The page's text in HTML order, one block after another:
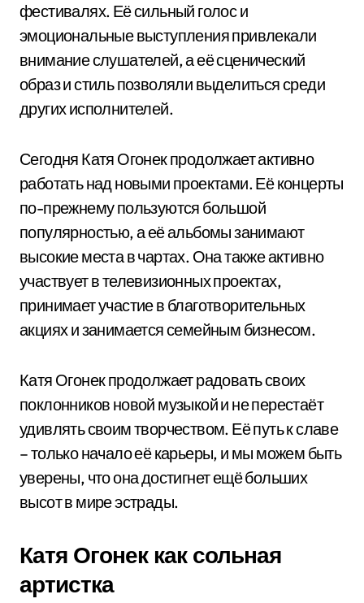
фестивалях. Её сильный голос и
эмоциональные выступления привлекали
внимание слушателей, а её сценический
образ и стиль позволяли выделиться среди
других исполнителей.
Сегодня Катя Огонек продолжает активно
работать над новыми проектами. Её концерты
по-прежнему пользуются большой
популярностью, а её альбомы занимают
высокие места в чартах. Она также активно
участвует в телевизионных проектах,
принимает участие в благотворительных
акциях и занимается семейным бизнесом.
Катя Огонек продолжает радовать своих
поклонников новой музыкой и не перестаёт
удивлять своим творчеством. Её путь к славе
– только начало её карьеры, и мы можем быть
уверены, что она достигнет ещё больших
высот в мире эстрады.
Катя Огонек как сольная
артистка